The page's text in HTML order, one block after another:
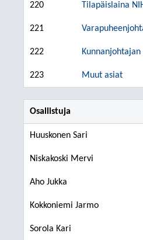
220 Tilapäislaina
221
222
223 Muut asiat
Osallistuja
Huuskonen Sari
Niskakoski Mervi
Aho Jukka
Kokkoniemi Jarmo
Sorola Kari